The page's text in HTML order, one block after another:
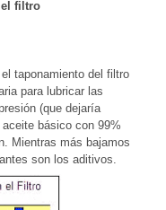
el filtro
taponamiento del filtro
para lubricar las
(que dejaría
básico con 99%
Mientras más bajamos
son los aditivos.